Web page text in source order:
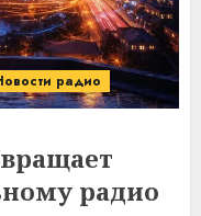
радио
радио